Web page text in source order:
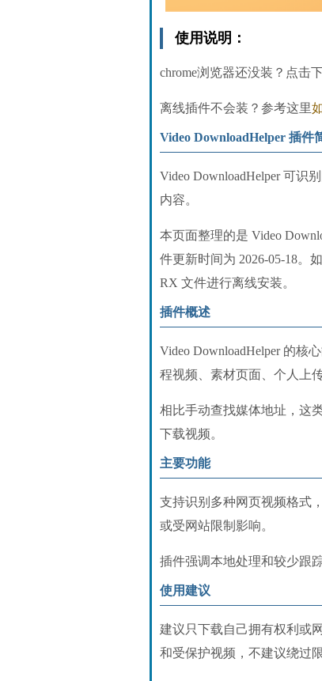
使用说明：
chrome浏览器还没装？点击
离线插件不会装？参考这里
Video DownloadHelper 插件
Video DownloadHelper 可识
内容。
本页面整理的是 Video
件更新时间为 2026-05-18。
RX 文件进行离线安装。
插件概述
Video DownloadHelper 的核
程视频、素材页面、个人上
相比手动查找媒体地址，这
下载视频。
主要功能
支持识别多种网页视频格式
或受网站限制影响。
插件强调本地处理和较少跟
使用建议
建议只下载自己拥有权利或
和受保护视频，不建议绕过